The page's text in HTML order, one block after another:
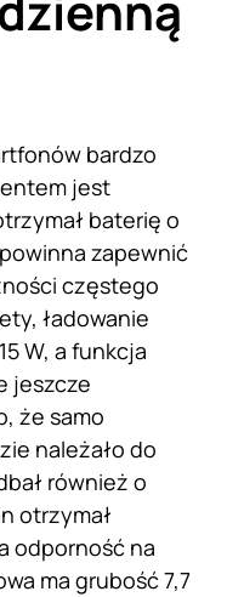
bardzo
jest
baterię o
zapewnić
częstego
ładowanie
W, a funkcja
jeszcze
że samo
należało do
również o
otrzymał
odporność na
ma grubość 7,7